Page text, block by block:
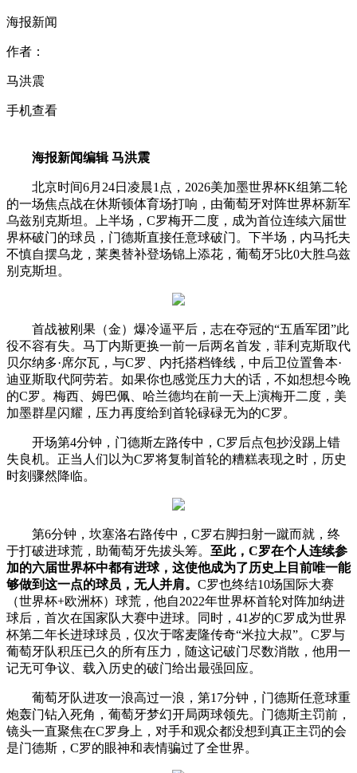
海报新闻
作者：
马洪震
手机查看
海报新闻编辑 马洪震
北京时间6月24日凌晨1点，2026美加墨世界杯K组第二轮
的一场焦点战在休斯顿体育场打响，由葡萄牙对阵世界杯新军
乌兹别克斯坦。上半场，C罗梅开二度，成为首位连续六届世
界杯破门的球员，门德斯直接任意球破门。下半场，内马托夫
不慎自摆乌龙，莱奥替补登场锦上添花，葡萄牙5比0大胜乌兹
别克斯坦。
首战被刚果（金）爆冷逼平后，志在夺冠的“五盾军团”此
役不容有失。马丁内斯更换一前一后两名首发，菲利克斯取代
贝尔纳多·席尔瓦，与C罗、内托搭档锋线，中后卫位置鲁本·
迪亚斯取代阿劳若。如果你也感觉压力大的话，不如想想今晚
的C罗。梅西、姆巴佩、哈兰德均在前一天上演梅开二度，美
加墨群星闪耀，压力再度给到首轮碌碌无为的C罗。
开场第4分钟，门德斯左路传中，C罗后点包抄没踢上错
失良机。正当人们以为C罗将复制首轮的糟糕表现之时，历史
时刻骤然降临。
第6分钟，坎塞洛右路传中，C罗右脚扫射一蹴而就，终
于打破进球荒，助葡萄牙先拔头筹。 至此，C罗在个人连续参
加的六届世界杯中都有进球，这使他成为了历史上目前唯一能
够做到这一点的球员，无人并肩。 C罗也终结10场国际大赛
（世界杯+欧洲杯）球荒，他自2022年世界杯首轮对阵加纳进
球后，首次在国家队大赛中进球。同时，41岁的C罗成为世界
杯第二年长进球球员，仅次于喀麦隆传奇“米拉大叔”。C罗与
葡萄牙队积压已久的所有压力，随这记破门尽数消散，他用一
记无可争议、载入历史的破门给出最强回应。
葡萄牙队进攻一浪高过一浪，第17分钟，门德斯任意球重
炮轰门钻入死角，葡萄牙梦幻开局两球领先。门德斯主罚前，
镜头一直聚焦在C罗身上，对手和观众都没想到真正主罚的会
是门德斯，C罗的眼神和表情骗过了全世界。